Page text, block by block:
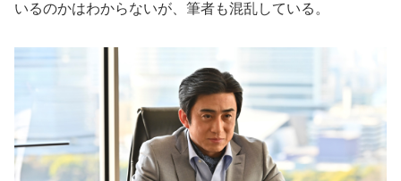
いるのかはわからないが、筆者も混乱している。